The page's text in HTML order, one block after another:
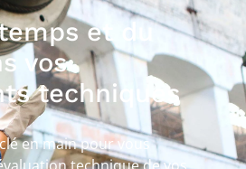
et du
vos
techniques
en main pour vous